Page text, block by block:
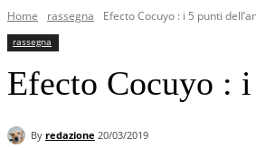
Home rassegna Efecto Cocuyo : i 5 punti
rassegna
Efecto Cocuyo :
By redazione 20/03/2019